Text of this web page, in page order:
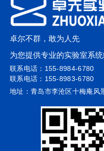
卓尔不群，敢为人先
为您提供专业的实验室系
联系电话：155-8984-6780
联系电话：155-8983-6780
地址：青岛市李沧区十梅庵风